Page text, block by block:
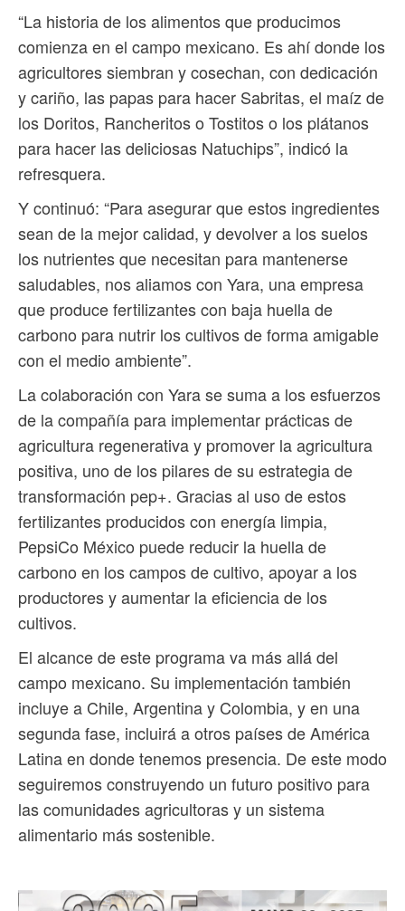
“La historia de los alimentos que producimos
comienza en el campo mexicano. Es ahí donde los
agricultores siembran y cosechan, con dedicación
y cariño, las papas para hacer Sabritas, el maíz de
los Doritos, Rancheritos o Tostitos o los plátanos
para hacer las deliciosas Natuchips”, indicó la
refresquera.
Y continuó: “Para asegurar que estos ingredientes
sean de la mejor calidad, y devolver a los suelos
los nutrientes que necesitan para mantenerse
saludables, nos aliamos con Yara, una empresa
que produce fertilizantes con baja huella de
carbono para nutrir los cultivos de forma amigable
con el medio ambiente”.
La colaboración con Yara se suma a los esfuerzos
de la compañía para implementar prácticas de
agricultura regenerativa y promover la agricultura
positiva, uno de los pilares de su estrategia de
transformación pep+. Gracias al uso de estos
fertilizantes producidos con energía limpia,
PepsiCo México puede reducir la huella de
carbono en los campos de cultivo, apoyar a los
productores y aumentar la eficiencia de los
cultivos.
El alcance de este programa va más allá del
campo mexicano. Su implementación también
incluye a Chile, Argentina y Colombia, y en una
segunda fase, incluirá a otros países de América
Latina en donde tenemos presencia. De este modo
seguiremos construyendo un futuro positivo para
las comunidades agricultoras y un sistema
alimentario más sostenible.